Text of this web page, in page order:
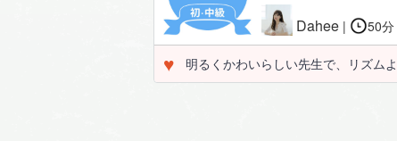
Dahee | 50分
♥ 明るくかわいらしい先生で、リズム